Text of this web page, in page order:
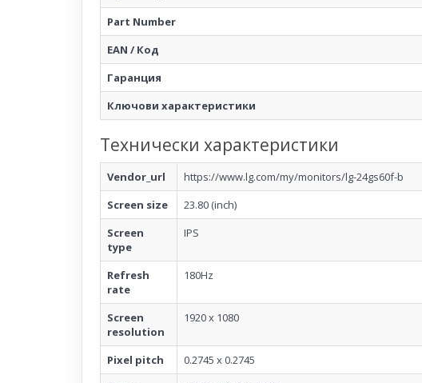
Part Number
EAN / Код
Гаранция
Ключови характеристики
Технически характеристики
Vendor_url
https://www.lg.com/my/monitors/lg-24gs60f-b
Screen size
23.80 (inch)
Screen
type
IPS
Refresh
rate
180Hz
Screen
resolution
1920 x 1080
Pixel pitch
0.2745 x 0.2745